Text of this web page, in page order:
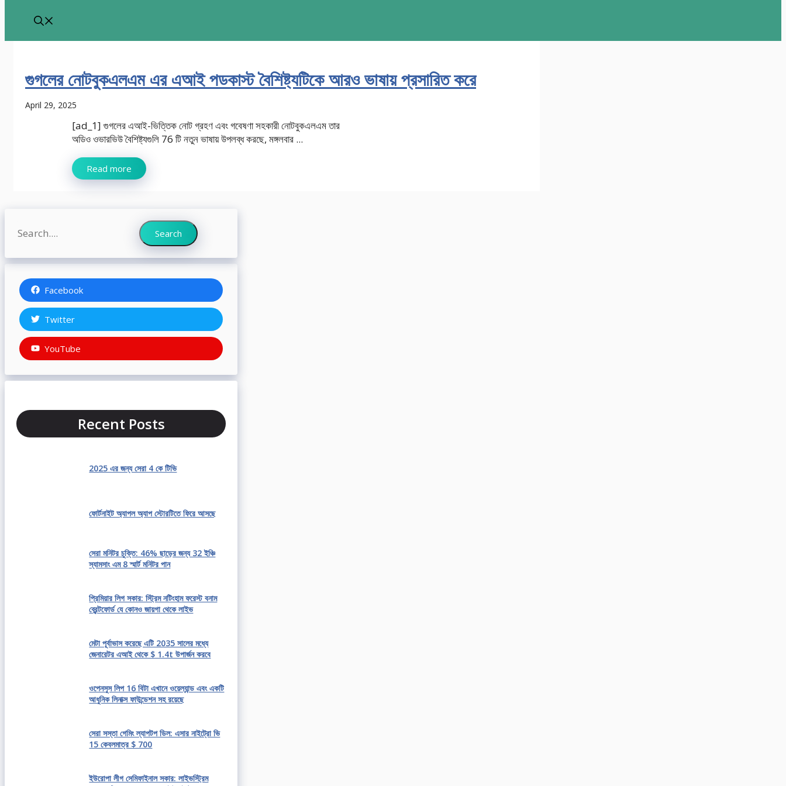
গুগলের নোটবুকএলএম এর এআই পডকাস্ট বৈশিষ্ট্যটিকে আরও ভাষায় প্রসারিত করে
April 29, 2025
[ad_1] গুগলের এআই-ভিত্তিক নোট গ্রহণ এবং গবেষণা সহকারী নোটবুকএলএম তার
অডিও ওভারভিউ বৈশিষ্ট্যগুলি 76 টি নতুন ভাষায় উপলব্ধ করছে, মঙ্গলবার ...
Read more
Search Search
Facebook
Twitter
YouTube
Recent Posts
2025 এর জন্য সেরা 4 কে টিভি
ফোর্টনাইট অ্যাপল অ্যাপ স্টোরটিতে ফিরে আসছে
সেরা মনিটর চুক্তি: 46% ছাড়ের জন্য 32 ইঞ্চি
স্যামসাং এম 8 স্মার্ট মনিটর পান
প্রিমিয়ার লিগ সকার: স্ট্রিম নটিংহাম ফরেস্ট বনাম
ব্রেন্টফোর্ড যে কোনও জায়গা থেকে লাইভ
মেটা পূর্বাভাস করেছে এটি 2035 সালের মধ্যে
জেনারেটর এআই থেকে $ 1.4t উপার্জন করবে
ওপেনসুস লিপ 16 বিটা এখানে ওয়েল্যান্ড এবং একটি
আধুনিক লিনাক্স ফাউন্ডেশন সহ রয়েছে
সেরা সস্তা গেমিং ল্যাপটপ ডিল: এসার নাইট্রো ভি
15 কেবলমাত্র $ 700
ইউরোপা লীগ সেমিফাইনাল সকার: লাইভস্ট্রিম